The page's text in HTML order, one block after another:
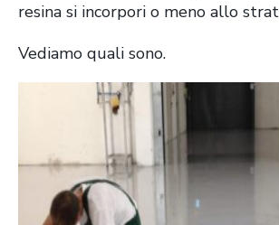
resina si incorpori o meno allo
Vediamo quali sono.